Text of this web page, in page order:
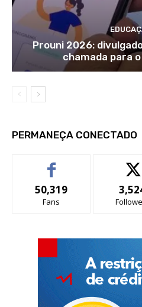
Prouni 2026:
chamada para
PERMANEÇA CONECTADO
50,319
Fans